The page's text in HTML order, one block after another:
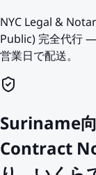
NYC Legal &
Public) 完全代行
営業日で配送。
Suriname
Contract